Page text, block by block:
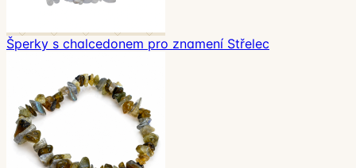
Šperky s chalcedonem pro znamení Střelec